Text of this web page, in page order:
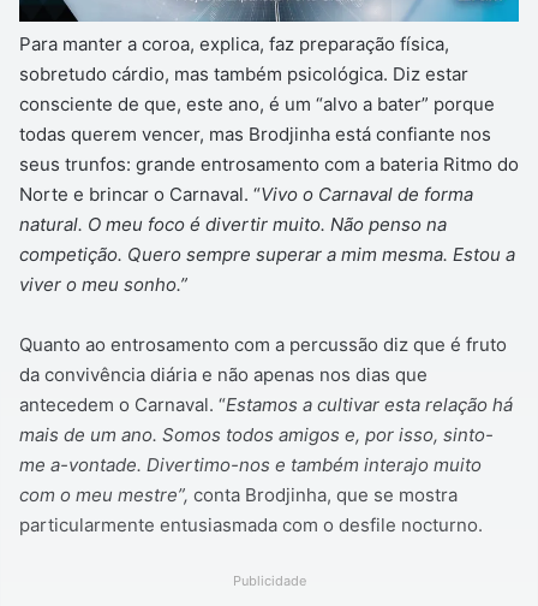
Para manter a coroa, explica, faz preparação física,
sobretudo cárdio, mas também psicológica. Diz estar
consciente de que, este ano, é um “alvo a bater” porque
todas querem vencer, mas Brodjinha está confiante nos
seus trunfos: grande entrosamento com a bateria Ritmo do
Norte e brincar o Carnaval. “Vivo o Carnaval de forma
natural. O meu foco é divertir muito. Não penso na
competição. Quero sempre superar a mim mesma. Estou a
viver o meu sonho.”
Quanto ao entrosamento com a percussão diz que é fruto
da convivência diária e não apenas nos dias que
antecedem o Carnaval. “Estamos a cultivar esta relação há
mais de um ano. Somos todos amigos e, por isso, sinto-
me a-vontade. Divertimo-nos e também interajo muito
com o meu mestre”, conta Brodjinha, que se mostra
particularmente entusiasmada com o desfile nocturno.
Publicidade